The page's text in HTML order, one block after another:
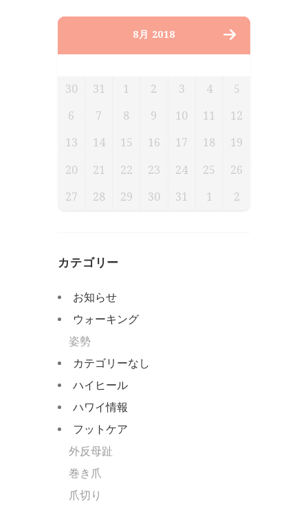
8月 2018
30 31 1 2 3 4 5
6 7 8 9 10 11 12
13 14 15 16 17 18 19
20 21 22 23 24 25 26
27 28 29 30 31 1 2
カテゴリー
お知らせ
ウォーキング
姿勢
カテゴリーなし
ハイヒール
ハワイ情報
フットケア
外反母趾
巻き爪
爪切り